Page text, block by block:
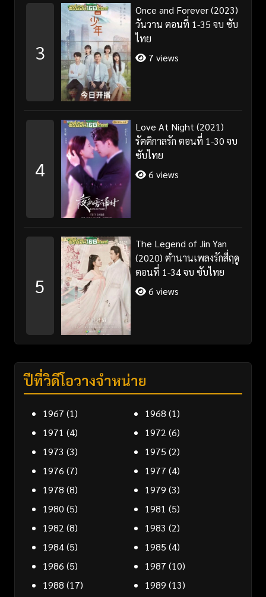
3
Once and Forever (2023)
วันวาน ตอนที่ 1-35 จบ ซับ
ไทย
7 views
4
Love At Night (2021)
รัตติกาลรัก ตอนที่ 1-30 จบ
ซับไทย
6 views
5
The Legend of Jin Yan
(2020) ตำนานเพลงรักสี่ฤดู
ตอนที่ 1-34 จบ ซับไทย
6 views
ปีที่วิดีโอวางจำหน่าย
1967 (1) 1968 (1)
1971 (4) 1972 (6)
1973 (3) 1975 (2)
1976 (7) 1977 (4)
1978 (8) 1979 (3)
1980 (5) 1981 (5)
1982 (8) 1983 (2)
1984(5) 1985 (4)
1986 (5) 1987 (10)
1988 (17) 1989 (13)